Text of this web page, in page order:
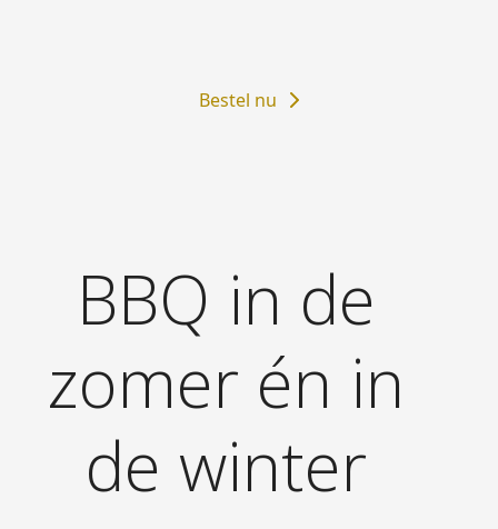
Bestel nu
BBQ in de
zomer én in
de winter